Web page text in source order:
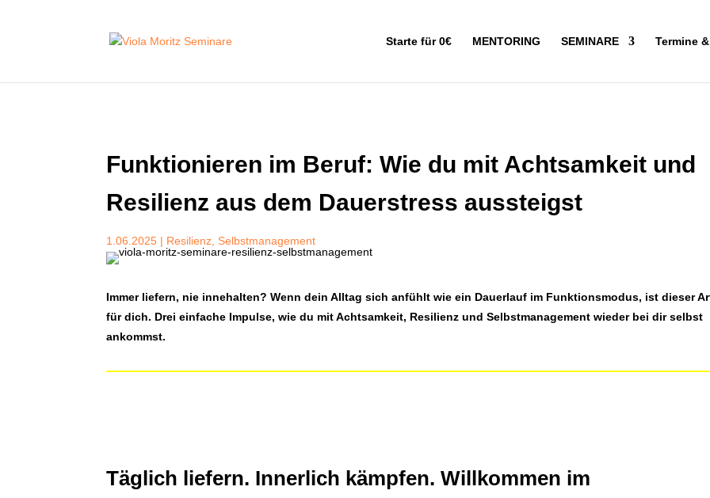
Starte für 0€ MENTORING SEMINARE Termine
Funktionieren im Beruf: Wie du mit Achtsamkeit und
Resilienz aus dem Dauerstress aussteigst
1.06.2025 | Resilienz Selbstmanagement
Immer liefern, nie innehalten? Wenn dein Alltag sich anfühlt wie ein Dauerlauf im Funktionsmodus, ist dieser
für dich. Drei einfache Impulse, wie du mit Achtsamkeit, Resilienz und Selbstmanagement wieder bei dir selbst
ankommst.
Täglich liefern. Innerlich kämpfen. Willkommen im